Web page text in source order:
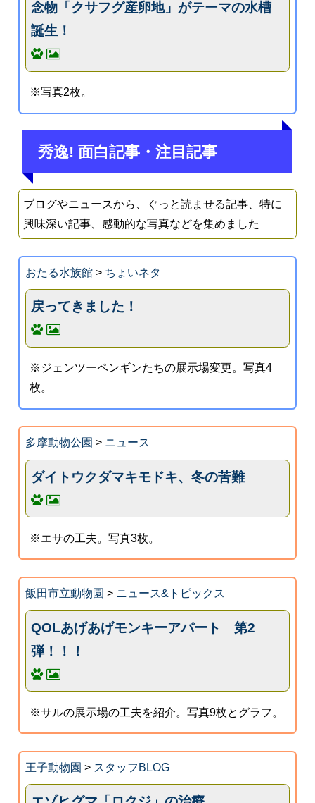
念物「クサフグ産卵地」がテーマの水槽
誕生！
※写真2枚。
秀逸! 面白記事・注目記事
ブログやニュースから、ぐっと読ませる記事、特に
興味深い記事、感動的な写真などを集めました
おたる水族館> ちょいネタ
戻ってきました！
※ジェンツーペンギンたちの展示場変更。写真4
枚。
多摩動物公園 > ニュース
ダイトウクダマキモドキ、冬の苦難
※エサの工夫。写真3枚。
飯田市立動物園 > ニュース&トピックス
QOLあげあげモンキーアパート 第2
弾！！！
※サルの展示場の工夫を紹介。写真9枚とグラフ。
王子動物園 > スタッフBLOG